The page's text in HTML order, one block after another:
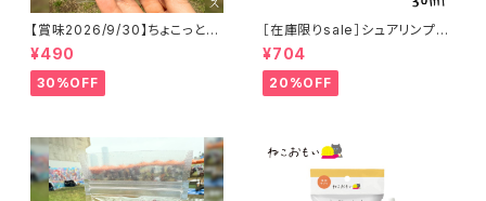
【賞味2026/9/30】ちょこっと
「鹿アキレス」ジビエ鹿 おやつ
¥490
30%OFF
［在庫限りsale］シュアリンプウ
イヤークリーナー 30ml
¥704
20%OFF